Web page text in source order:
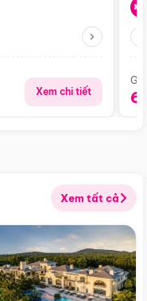
Xem chi tiết
Xem tất cả